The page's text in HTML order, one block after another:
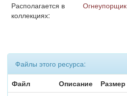
Располагается в
коллекциях:
Огнеупорщик
Файлы этого ресурса:
Файл
Описание Размер